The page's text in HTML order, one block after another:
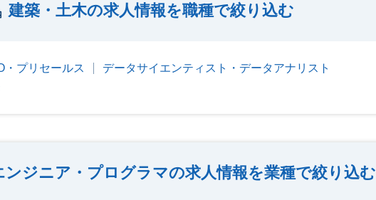
建築・土木の求人情報を職種で絞り込む
・プリセールス
データサイエンティスト・データアナリスト
ンジニア・プログラマの求人情報を業種で絞り込む